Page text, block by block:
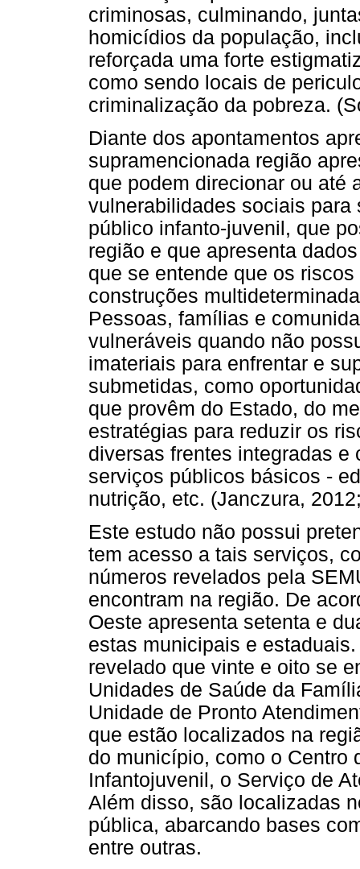
criminosas, culminando,
homicídios da população,
reforçada uma forte
como sendo locais de
criminalização da pobreza.
Diante dos apontamentos
supramencionada região
que podem direcionar ou até
vulnerabilidades sociais
público infanto-juvenil, que
região e que apresenta
que se entende que os
construções
Pessoas, famílias e
vulneráveis quando não
imateriais para enfrentar e
submetidas, como
que provêm do Estado, do
estratégias para reduzir os
diversas frentes integradas
serviços públicos básicos -
nutrição, etc. (Janczura,
Este estudo não possui
tem acesso a tais serviços,
números revelados pela
encontram na região. De
Oeste apresenta setenta e
estas municipais e
revelado que vinte e oito se
Unidades de Saúde da
Unidade de Pronto
que estão localizados na
do município, como o Centro
Infantojuvenil, o Serviço de
Além disso, são localizadas
pública, abarcando bases
entre outras.